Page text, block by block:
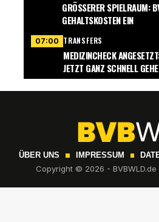
GRÖSSERER SPIELRAUM:
EHALTSKOSTEN EIN
07:00 TRANSFERS
MEDIZINCHECK
JETZT GANZ SCHNELL
ÜBER UNS IMPRESSUM
Copyright © 2026 -